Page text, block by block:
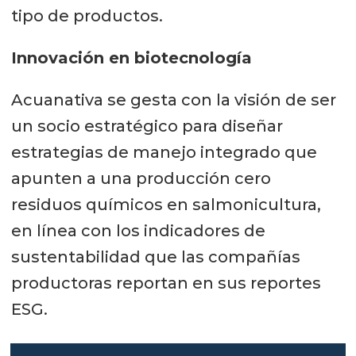
tipo de productos.
Innovación en biotecnología
Acuanativa se gesta con la visión de ser
un socio estratégico para diseñar
estrategias de manejo integrado que
apunten a una producción cero
residuos químicos en salmonicultura,
en línea con los indicadores de
sustentabilidad que las compañías
productoras reportan en sus reportes
ESG.